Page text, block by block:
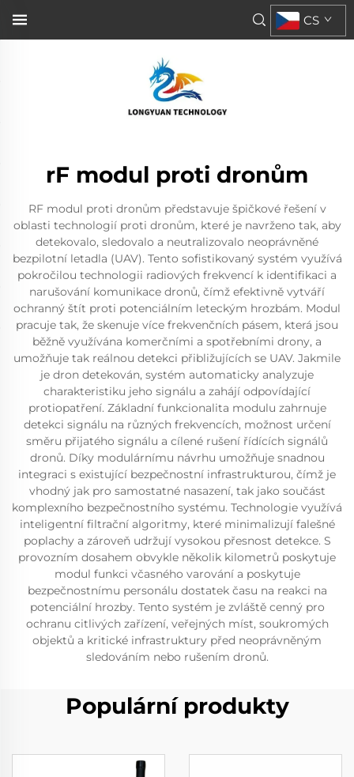
CS
rF modul proti dronům
RF modul proti dronům představuje špičkové řešení v
oblasti technologií proti dronům, které je navrženo tak, aby
detekovalo, sledovalo a neutralizovalo neoprávněné
bezpilotní letadla (UAV). Tento sofistikovaný systém využívá
pokročilou technologii radiových frekvencí k identifikaci a
narušování komunikace dronů, čímž efektivně vytváří
ochranný štít proti potenciálním leteckým hrozbám. Modul
pracuje tak, že skenuje více frekvenčních pásem, která jsou
běžně využívána komerčními a spotřebními drony, a
umožňuje tak reálnou detekci přibližujících se UAV. Jakmile
je dron detekován, systém automaticky analyzuje
charakteristiku jeho signálu a zahájí odpovídající
protiopatření. Základní funkcionalita modulu zahrnuje
detekci signálu na různých frekvencích, možnost určení
směru přijatého signálu a cílené rušení řídících signálů
dronů. Díky modulárnímu návrhu umožňuje snadnou
integraci s existující bezpečnostní infrastrukturou, čímž je
vhodný jak pro samostatné nasazení, tak jako součást
komplexního bezpečnostního systému. Technologie využívá
inteligentní filtrační algoritmy, které minimalizují falešné
poplachy a zároveň udržují vysokou přesnost detekce. S
provozním dosahem obvykle několik kilometrů poskytuje
modul funkci včasného varování a poskytuje
bezpečnostnímu personálu dostatek času na reakci na
potenciální hrozby. Tento systém je zvláště cenný pro
ochranu citlivých zařízení, veřejných míst, soukromých
objektů a kritické infrastruktury před neoprávněným
sledováním nebo rušením dronů.
Populární produkty